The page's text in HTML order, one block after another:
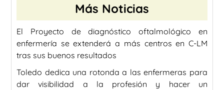
Más Noticias
El Proyecto de diagnóstico oftalmológico en
enfermería se extenderá a más centros en C-LM
tras sus buenos resultados
Toledo dedica una rotonda a las enfermeras para
dar visibilidad a la profesión y hacer un